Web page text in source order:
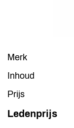
Merk
Inhoud
Prijs
Ledenprijs